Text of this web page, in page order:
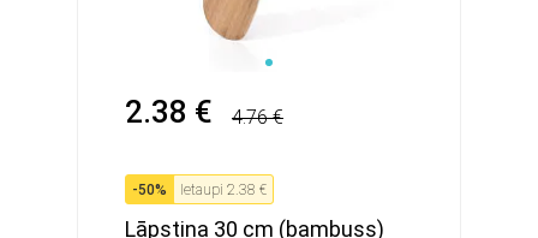
2.38 € 4.76 €
-50% Ietaupi 2.38 €
Lāpstiņa 30 cm (bambuss)